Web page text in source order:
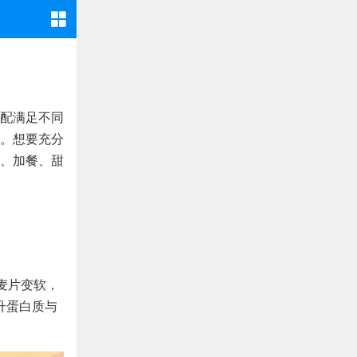
满足不同
想要充分
加餐、甜
片变软，
蛋白质与